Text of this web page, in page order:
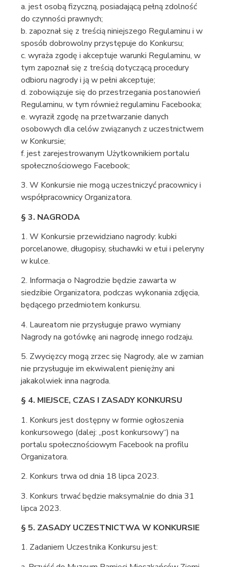
a. jest osobą fizyczną, posiadającą pełną zdolność
do czynności prawnych;
b. zapoznał się z treścią niniejszego Regulaminu i w
sposób dobrowolny przystępuje do Konkursu;
c. wyraża zgodę i akceptuje warunki Regulaminu, w
tym zapoznał się z treścią dotyczącą procedury
odbioru nagrody i ją w pełni akceptuje;
d. zobowiązuje się do przestrzegania postanowień
Regulaminu, w tym również regulaminu Facebooka;
e. wyraził zgodę na przetwarzanie danych
osobowych dla celów związanych z uczestnictwem
w Konkursie;
f. jest zarejestrowanym Użytkownikiem portalu
społecznościowego Facebook;
3. W Konkursie nie mogą uczestniczyć pracownicy i
współpracownicy Organizatora.
§ 3. NAGRODA
1. W Konkursie przewidziano nagrody: kubki
porcelanowe, długopisy, słuchawki w etui i peleryny
w kulce.
2. Informacja o Nagrodzie będzie zawarta w
siedzibie Organizatora, podczas wykonania zdjęcia,
będącego przedmiotem konkursu.
4. Laureatom nie przysługuje prawo wymiany
Nagrody na gotówkę ani nagrodę innego rodzaju.
5. Zwycięzcy mogą zrzec się Nagrody, ale w zamian
nie przysługuje im ekwiwalent pieniężny ani
jakakolwiek inna nagroda.
§ 4. MIEJSCE, CZAS I ZASADY KONKURSU
1. Konkurs jest dostępny w formie ogłoszenia
konkursowego (dalej: „post konkursowy“) na
portalu społecznościowym Facebook na profilu
Organizatora.
2. Konkurs trwa od dnia 18 lipca 2023.
3. Konkurs trwać będzie maksymalnie do dnia 31
lipca 2023.
§ 5. ZASADY UCZESTNICTWA W KONKURSIE
1. Zadaniem Uczestnika Konkursu jest: